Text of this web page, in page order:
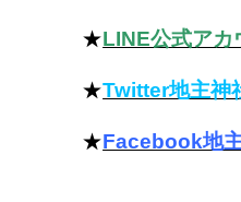
★LINE公式ア
★Twitter地主神
★Facebook地